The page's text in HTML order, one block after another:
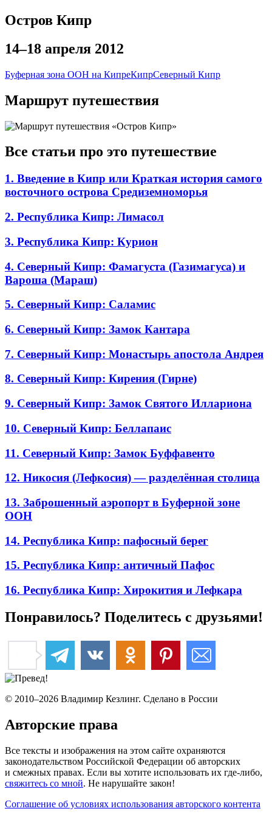
Остров Кипр
14–18 апреля 2012
Буферная зона ООН на КипреКипрСеверный Кипр
Маршрут путешествия
Все статьи про это путешествие
1. Введение в Кипр или Краткая история самого
восточного острова Средиземноморья
2. Республика Кипр: Лимасол
3. Республика Кипр: Курион
4. Северный Кипр: Фамагуста (Газимагуса) и
Вароша (Мараш)
5. Северный Кипр: Саламис
6. Северный Кипр: Замок Кантара
7. Северный Кипр: Монастырь апостола Андрея
8. Северный Кипр: Кирения (Гирне)
9. Северный Кипр: Замок Святого Иллариона
10. Северный Кипр: Беллапаис
11. Северный Кипр: Замок Буффавенто
12. Никосия (Лефкосия) — разделённая столица
13. Заброшенный аэропорт в Буферной зоне
ООН
14. Республика Кипр: пафосный берег
15. Республика Кипр: античный Пафос
16. Республика Кипр: Хирокития и Лефкара
Понравилось? Поделитесь с друзьями!
© 2010–2026 Владимир Кезлинг. Сделано в России
Авторские права
Все тексты и изображения на этом сайте охраняются
законодательством Российской Федерации об авторских
и смежных правах. Если вы хотите использовать их где-либо,
свяжитесь со мной. Не нарушайте закон!
Соглашение об условиях использования авторского контента